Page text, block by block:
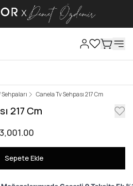
Sehpaları Canela Tv Sehpası 217 Cm
217 Cm
Sepete Ekle